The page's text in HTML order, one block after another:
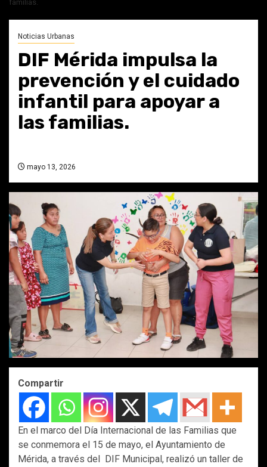
familias.
Noticias Urbanas
DIF Mérida impulsa la
prevención y el cuidado
infantil para apoyar a
las familias.
mayo 13, 2026
Compartir
En el marco del Día Internacional de las Familias que
se conmemora el 15 de mayo, el Ayuntamiento de
Mérida, a través del DIF Municipal, realizó un taller de